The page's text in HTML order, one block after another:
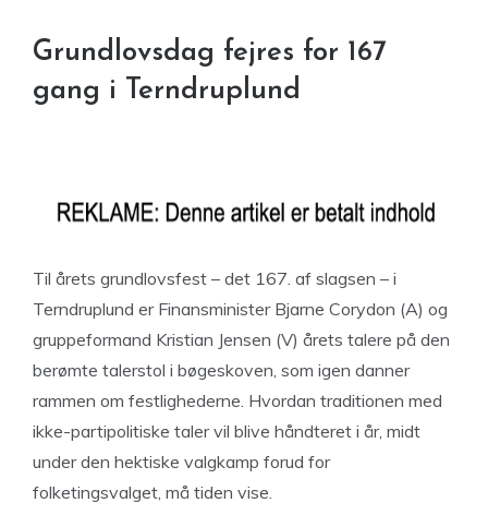
Grundlovsdag fejres for 167
gang i Terndruplund
Til årets grundlovsfest – det 167. af slagsen – i
Terndruplund er Finansminister Bjarne Corydon (A) og
gruppeformand Kristian Jensen (V) årets talere på den
berømte talerstol i bøgeskoven, som igen danner
rammen om festlighederne. Hvordan traditionen med
ikke-partipolitiske taler vil blive håndteret i år, midt
under den hektiske valgkamp forud for
folketingsvalget, må tiden vise.